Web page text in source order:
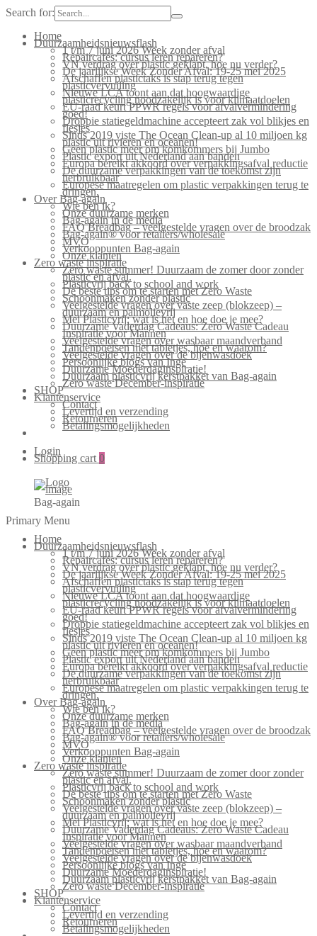
Search for:
Home
Duurzaamheidsnieuwsflash
1 t/m 7 juni 2026 Week zonder afval
Repaircafés: cursus leren repareren?
VN verdrag over plastic geklapt, hoe nu verder?
De jaarlijkse Week Zonder Afval: 19-25 mei 2025
Afschaffen plastictaks is stap terug tegen
plasticvervuiling
Nieuwe LCA toont aan dat hoogwaardige
plasticrecycling noodzakelijk is voor klimaatdoelen
EU-raad keurt PPWR regels voor afvalvermindering
goed!
Droppie statiegeldmachine accepteert zak vol blikjes en
flesjes
Sinds 2019 viste The Ocean Clean-up al 10 miljoen kg
plastic uit rivieren en oceanen!
Geen plastic meer om komkommers bij Jumbo
Plastic export uit Nederland aan banden
Europa bereikt akkoord over verpakkingsafval reductie
De duurzame verpakkingen van de toekomst zijn
herbruikbaar
Europese maatregelen om plastic verpakkingen terug te
dringen.
Over Bag-again
Wie ben ik?
Onze duurzame merken
Bag-again in de media
FAQ Breadbag – veelgestelde vragen over de broodzak
Bag-again® voor retailers/wholesale
MVO
Verkooppunten Bag-again
Onze klanten
Zero waste inspiratie
Zero waste summer! Duurzaam de zomer door zonder
plastic en afval.
Plasticvrij back to school and work
De beste tips om te starten met Zero Waste
Schoonmaken zonder plastic
Veelgestelde vragen over vaste zeep (blokzeep) –
duurzaam en palmolievrij
Mei Plasticvrij: wat is het en hoe doe je mee?
Duurzame Vaderdag Cadeaus: Zero Waste Cadeau
Inspiratie voor Mannen
Veelgestelde vragen over wasbaar maandverband
Tandenpoetsen met tabletjes, hoe en waarom?
Veelgestelde vragen over de bijenwasdoek
Persoonlijke blogs van Inge
Duurzame Moederdaginspiratie!
Duurzaam plasticvrij kerstpakket van Bag-again
Zero waste December-inspiratie
SHOP
Klantenservice
Contact
Levertijd en verzending
Retourneren
Betalingsmogelijkheden
Login
Shopping cart 0
Bag-again
Primary Menu
Home
Duurzaamheidsnieuwsflash
1 t/m 7 juni 2026 Week zonder afval
Repaircafés: cursus leren repareren?
VN verdrag over plastic geklapt, hoe nu verder?
De jaarlijkse Week Zonder Afval: 19-25 mei 2025
Afschaffen plastictaks is stap terug tegen
plasticvervuiling
Nieuwe LCA toont aan dat hoogwaardige
plasticrecycling noodzakelijk is voor klimaatdoelen
EU-raad keurt PPWR regels voor afvalvermindering
goed!
Droppie statiegeldmachine accepteert zak vol blikjes en
flesjes
Sinds 2019 viste The Ocean Clean-up al 10 miljoen kg
plastic uit rivieren en oceanen!
Geen plastic meer om komkommers bij Jumbo
Plastic export uit Nederland aan banden
Europa bereikt akkoord over verpakkingsafval reductie
De duurzame verpakkingen van de toekomst zijn
herbruikbaar
Europese maatregelen om plastic verpakkingen terug te
dringen.
Over Bag-again
Wie ben ik?
Onze duurzame merken
Bag-again in de media
FAQ Breadbag – veelgestelde vragen over de broodzak
Bag-again® voor retailers/wholesale
MVO
Verkooppunten Bag-again
Onze klanten
Zero waste inspiratie
Zero waste summer! Duurzaam de zomer door zonder
plastic en afval.
Plasticvrij back to school and work
De beste tips om te starten met Zero Waste
Schoonmaken zonder plastic
Veelgestelde vragen over vaste zeep (blokzeep) –
duurzaam en palmolievrij
Mei Plasticvrij: wat is het en hoe doe je mee?
Duurzame Vaderdag Cadeaus: Zero Waste Cadeau
Inspiratie voor Mannen
Veelgestelde vragen over wasbaar maandverband
Tandenpoetsen met tabletjes, hoe en waarom?
Veelgestelde vragen over de bijenwasdoek
Persoonlijke blogs van Inge
Duurzame Moederdaginspiratie!
Duurzaam plasticvrij kerstpakket van Bag-again
Zero waste December-inspiratie
SHOP
Klantenservice
Contact
Levertijd en verzending
Retourneren
Betalingsmogelijkheden